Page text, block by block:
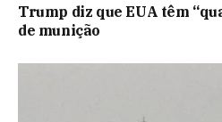
Trump diz que EUA têm
de munição